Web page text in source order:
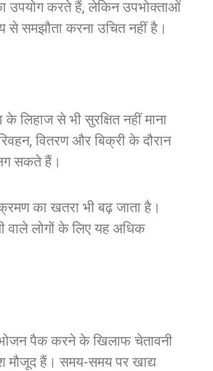
उपयोग करते हैं, लेकिन उपभोक्ताओं
से समझौता करना उचित नहीं है।
लिहाज से भी सुरक्षित नहीं माना
वितरण और बिक्री के दौरान
सकते हैं।
का खतरा भी बढ़ जाता है।
वाले लोगों के लिए यह अधिक
भोजन पैक करने के खिलाफ चेतावनी
मौजूद हैं। समय-समय पर खाद्य